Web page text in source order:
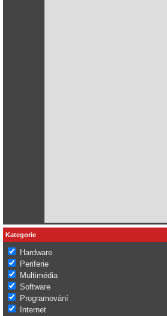
Kategorie
Hardware
Periferie
Multimédia
Software
Programování
Internet